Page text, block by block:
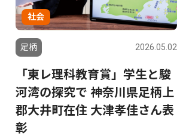
社会
足柄 2026.05.02
「東レ理科教育賞」学生と駿
河湾の探究で 神奈川県足柄上
郡大井町在住 大津孝佳さん表
彰